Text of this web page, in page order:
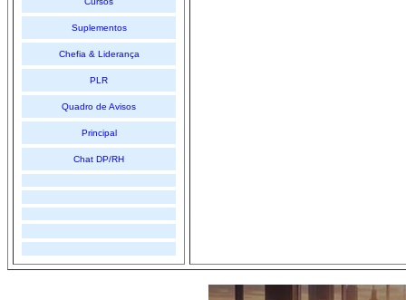
Suplementos
Chefia & Liderança
PLR
Quadro de Avisos
Principal
Chat DP/RH